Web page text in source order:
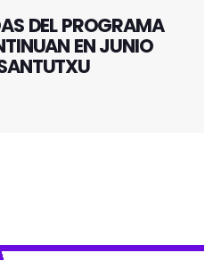
DEL PROGRAMA
EN JUNIO